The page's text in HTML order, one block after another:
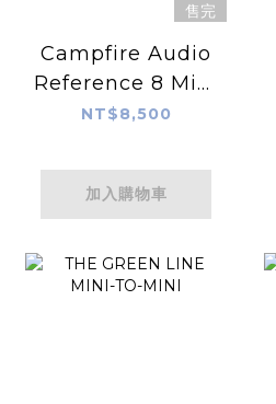
售完
Campfire Audio
Reference 8 Mini
to Mini
NT$8,500
加入購物車